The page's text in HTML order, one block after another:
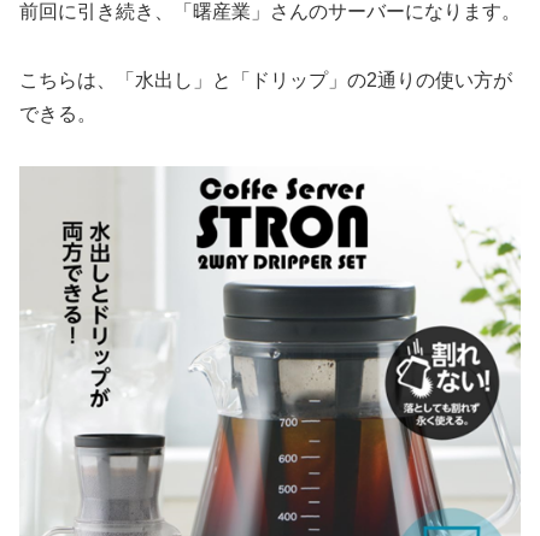
前回に引き続き、「曙産業」さんのサーバーになります。
こちらは、「水出し」と「ドリップ」の2通りの使い方が
できる。